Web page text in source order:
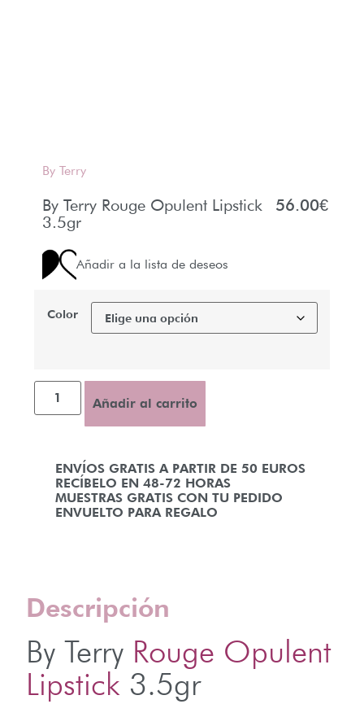
By Terry
By Terry Rouge Opulent Lipstick
3.5gr
56.00€
Añadir a la lista de deseos
ENVÍOS GRATIS A PARTIR DE 50 EUROS
RECÍBELO EN 48-72 HORAS
MUESTRAS GRATIS CON TU PEDIDO
ENVUELTO PARA REGALO
Color
Añadir al carrito
Descripción
By Terry Rouge Opulent
Lipstick 3.5gr